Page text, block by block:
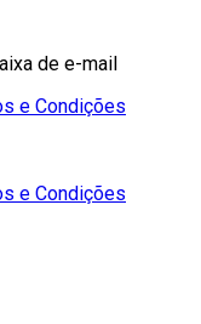
de e-mail
e Condições
e Condições